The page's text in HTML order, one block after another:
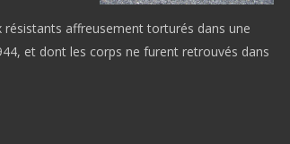
affreusement torturés dans une
et dont les corps ne furent retrouvés dans